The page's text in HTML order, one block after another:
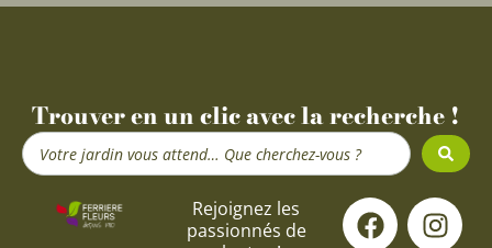
Trouver en un clic avec la recherche !
Search
...
Rejoignez les
passionnés de
F
a
I
n
Y
o